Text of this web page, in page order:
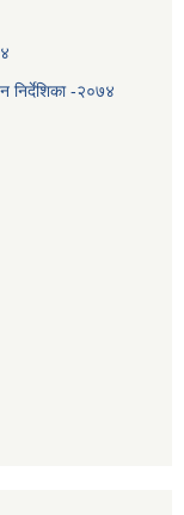
निर्देशिका -२०७४